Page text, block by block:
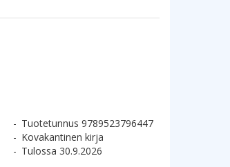
Tuotetunnus 9789523796447
Kovakantinen kirja
Tulossa 30.9.2026